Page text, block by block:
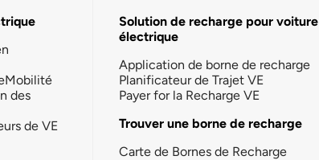
des
de VE
Solution de recharge pour voiture
électrique
Application de borne de recharge
Planificateur de Trajet VE
Payer for la Recharge VE
Trouver une borne de recharge
Carte de Bornes de Recharge